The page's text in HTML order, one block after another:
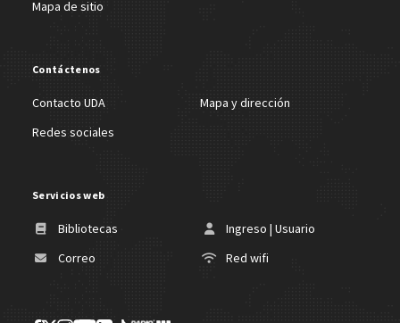
Mapa de sitio
Contáctenos
Contacto UDA
Mapa y dirección
Redes sociales
Servicios web
Bibliotecas
Ingreso | Usuario
Correo
Red wifi